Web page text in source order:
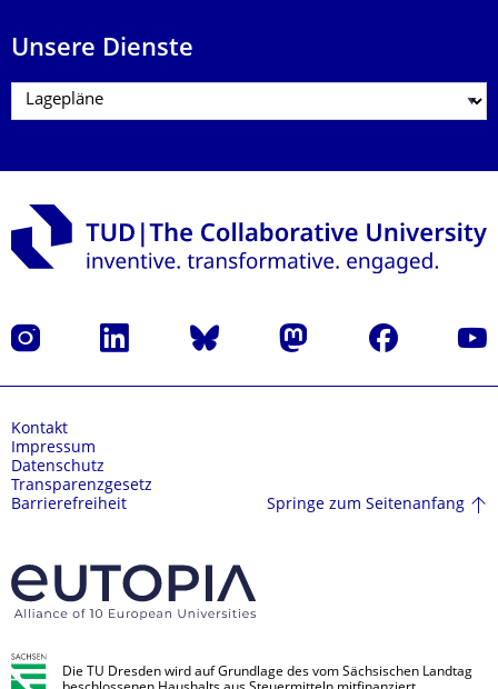
Unsere Dienste
Instagram LinkedIn Bluesky Mastodon Facebook
Kontakt
Impressum
Datenschutz
Transparenzgesetz
Barrierefreiheit
Springe zum Seitenanfang
Die TU Dresden wird auf Grundlage des vom Sächsischen Landtag